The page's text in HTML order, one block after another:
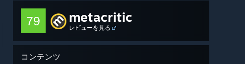
79 metacritic
レビューを見る
コンテンツ